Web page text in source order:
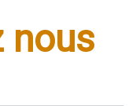
nous